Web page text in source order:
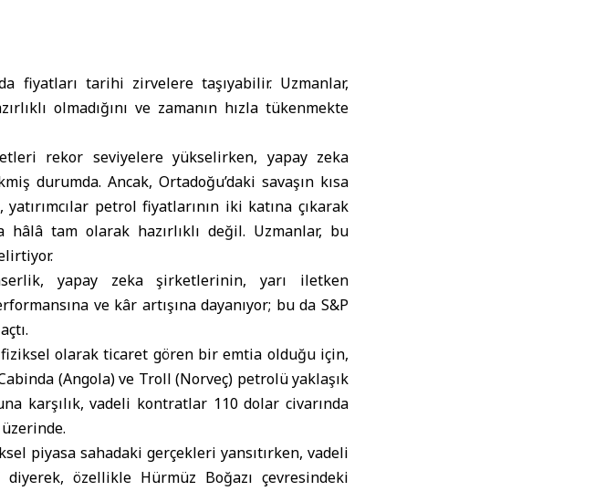
fiyatları tarihi zirvelere taşıyabilir. Uzmanlar,
olmadığını ve zamanın hızla tükenmekte
rekor seviyelere yükselirken, yapay zeka
durumda. Ancak, Ortadoğu’daki savaşın kısa
petrol fiyatlarının iki katına çıkarak
tam olarak hazırlıklı değil. Uzmanlar, bu
yapay zeka şirketlerinin, yarı iletken
ve kâr artışına dayanıyor; bu da S&P
fiziksel olarak ticaret gören bir emtia olduğu için,
(Angola) ve Troll (Norveç) petrolü yaklaşık
karşılık, vadeli kontratlar 110 dolar civarında
piyasa sahadaki gerçekleri yansıtırken, vadeli
özellikle Hürmüz Boğazı çevresindeki